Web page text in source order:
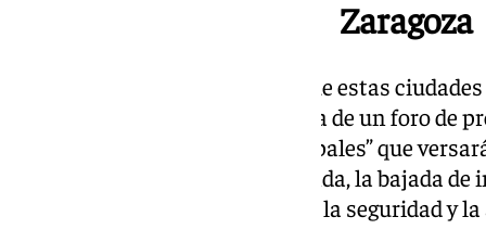
Zaragoza
Bendodo ha añadido además que estas
millones de españoles”. “Se trata de un foro de
sobre la mesa “asuntos municipales” que
problemas de España: “la vivienda, la bajada
dentro del ADN del partido (PP), la seguridad y